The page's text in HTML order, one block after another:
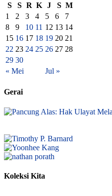
S
S R K J S M
« Mei Jul »
1 2 3 4 5 6
7
8
9 10 11 12 13 14
15 16 17 18 19 20 21
22 23 24 25 26 27 28
29 30
Gerai
Koleksi Kita